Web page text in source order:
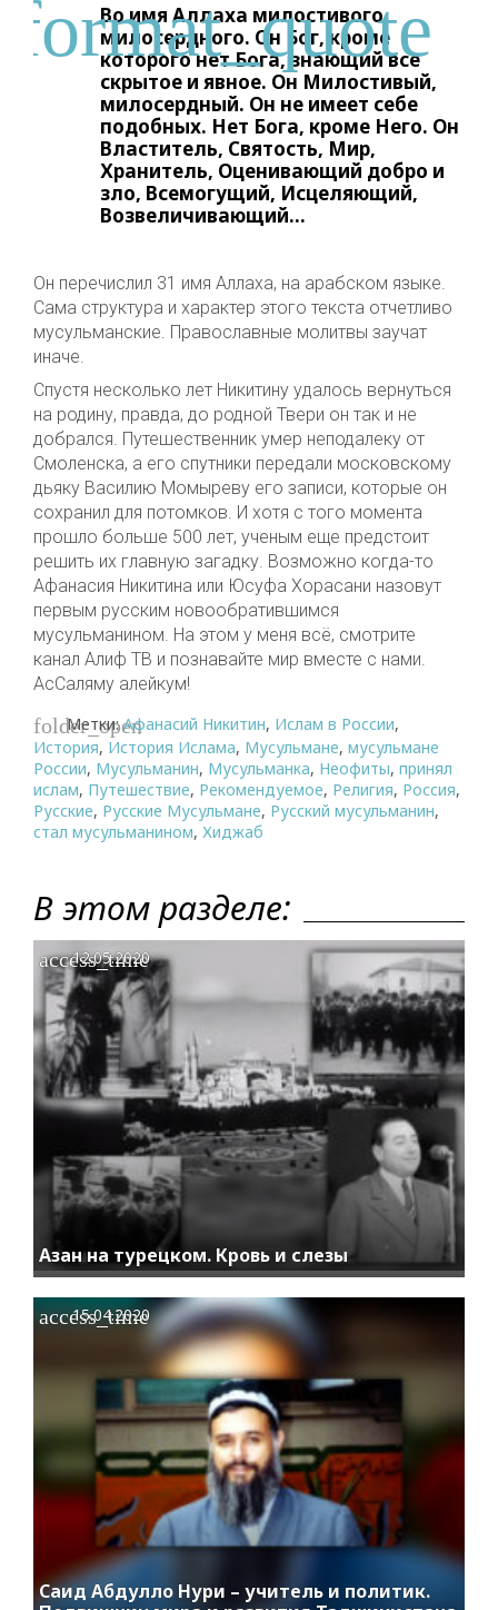
Во имя Аллаха милостивого,
милосердного. Он Бог, кроме
которого нет Бога, знающий все
скрытое и явное. Он Милостивый,
милосердный. Он не имеет себе
подобных. Нет Бога, кроме Него. Он
Властитель, Святость, Мир,
Хранитель, Оценивающий добро и
зло, Всемогущий, Исцеляющий,
Возвеличивающий…
Он перечислил 31 имя Аллаха, на арабском языке.
Сама структура и характер этого текста отчетливо
мусульманские. Православные молитвы заучат
иначе.
Спустя несколько лет Никитину удалось вернуться
на родину, правда, до родной Твери он так и не
добрался. Путешественник умер неподалеку от
Смоленска, а его спутники передали московскому
дьяку Василию Момыреву его записи, которые он
сохранил для потомков. И хотя с того момента
прошло больше 500 лет, ученым еще предстоит
решить их главную загадку. Возможно когда-то
Афанасия Никитина или Юсуфа Хорасани назовут
первым русским новообратившимся
мусульманином. На этом у меня всё, смотрите
канал Алиф ТВ и познавайте мир вместе с нами.
АсСаляму алейкум!
folder_open
Метки:Афанасий Никитин, Ислам в России,
История, История Ислама, Мусульмане, мусульмане
России, Мусульманин, Мусульманка, Неофиты, принял
ислам, Путешествие, Рекомендуемое, Религия, Россия,
Русские, Русские Мусульмане, Русский мусульманин,
стал мусульманином, Хиджаб
В этом разделе:
Азан на турецком. Кровь и слезы
access_time
12.05.2020
Саид Абдулло Нури – учитель и политик.
access_time
15.04.2020